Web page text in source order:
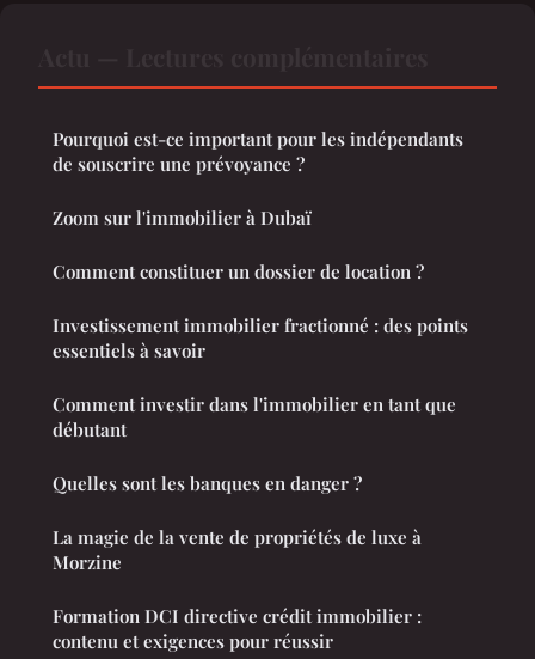
Pourquoi est-ce important pour les indépendants
de souscrire une prévoyance ?
Zoom sur l'immobilier à Dubaï
Comment constituer un dossier de location ?
Investissement immobilier fractionné : des points
essentiels à savoir
Comment investir dans l'immobilier en tant que
débutant
Quelles sont les banques en danger ?
La magie de la vente de propriétés de luxe à
Morzine
Formation DCI directive crédit immobilier :
contenu et exigences pour réussir